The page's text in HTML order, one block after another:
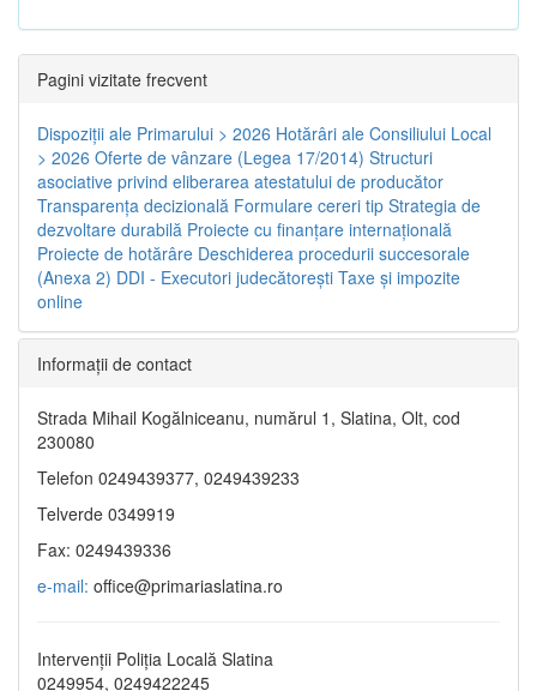
Pagini vizitate frecvent
Dispoziţii ale Primarului > 2026 Hotărâri ale Consiliului Local
> 2026 Oferte de vânzare (Legea 17/2014) Structuri
asociative privind eliberarea atestatului de producător
Transparenţa decizională Formulare cereri tip Strategia de
dezvoltare durabilă Proiecte cu finanţare internaţională
Proiecte de hotărâre Deschiderea procedurii succesorale
(Anexa 2) DDI - Executori judecătorești Taxe şi impozite
online
Informaţii de contact
Strada Mihail Kogălniceanu, numărul 1, Slatina, Olt, cod
230080
Telefon 0249439377, 0249439233
Telverde 0349919
Fax: 0249439336
e-mail: office@primariaslatina.ro
Intervenții Poliția Locală Slatina
0249954, 0249422245